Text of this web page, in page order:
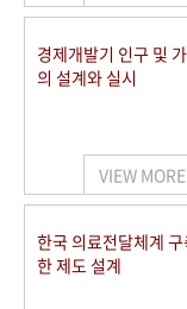
경제개발기 인구 및
의 설계와 실시
VIEW MORE
한국 의료전달체계 구
한 제도 설계